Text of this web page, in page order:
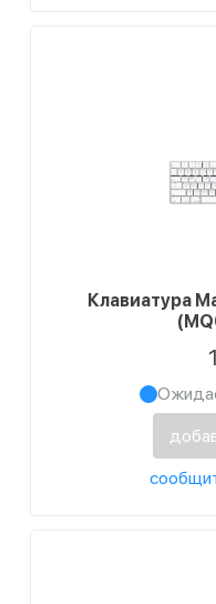
Клавиатура